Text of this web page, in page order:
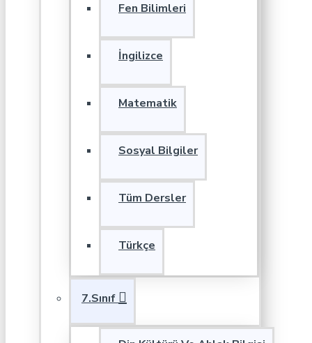
Fen Bilimleri
İngilizce
Matematik
Sosyal Bilgiler
Tüm Dersler
Türkçe
7.Sınıf